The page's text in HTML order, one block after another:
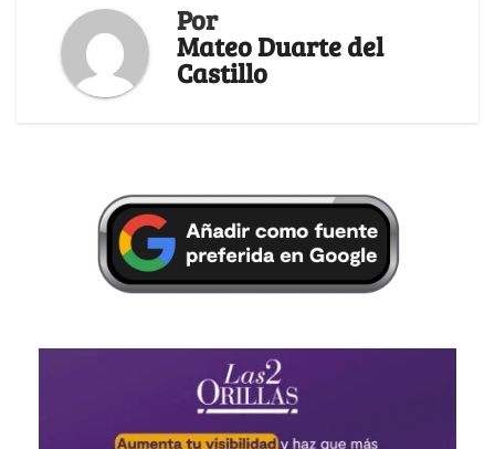
Por
Mateo Duarte del
Castillo